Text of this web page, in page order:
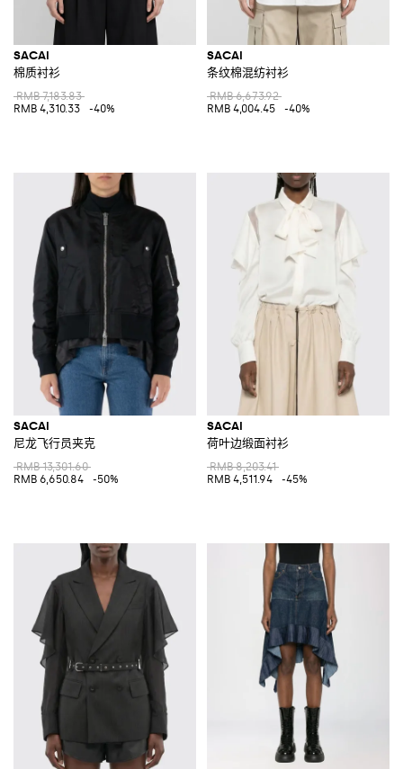
SACAI
棉质衬衫
RMB 7,183.83
RMB 4,310.33
-40%
SACAI
条纹棉混纺衬衫
RMB 6,673.92
RMB 4,004.45
-40%
SACAI
尼龙飞行员夹克
RMB 13,301.60
RMB 6,650.84
-50%
SACAI
荷叶边缎面衬衫
RMB 8,203.41
RMB 4,511.94
-45%